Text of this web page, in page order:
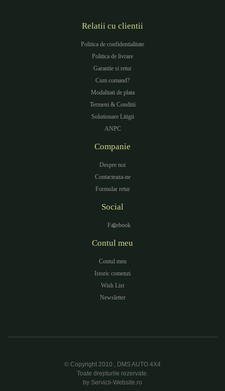
Relatii cu clientii
Politica de confidentialitate
Politica de livrare
Garantie si retur
Cum comand?
Modalitati de plata
Termeni & Conditii
Solutionare Litigii
ANPC
Companie
Despre noi
Contacteaza-ne
Formular retur
Social
Facebook
Contul meu
Contul meu
Istoric comenzi
Wish List
Newsletter
© Copyright 2010 , DMS AUTO 4X4
Toate drepturile rezervate.
by Servicii-Website.ro